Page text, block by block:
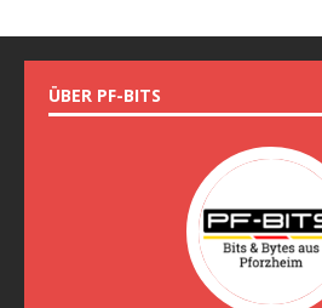
ÜBER PF-BITS